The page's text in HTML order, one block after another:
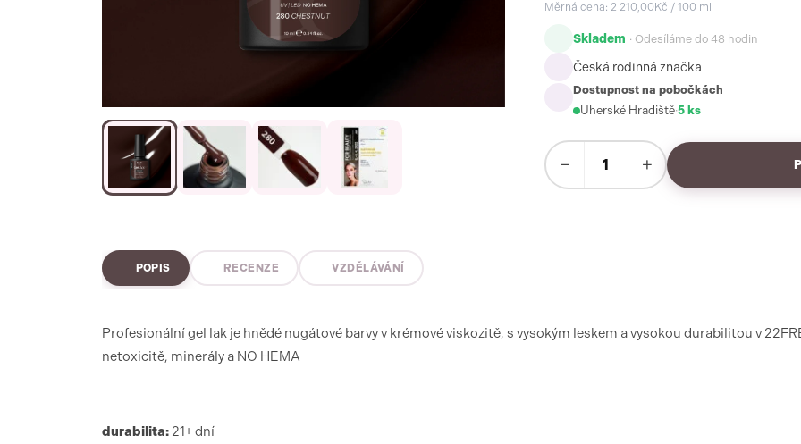
Měrná cena: 2 210,00Kč / 100 ml
Skladem · Odesíláme do 48 hodin
Česká rodinná značka
Dostupnost na pobočkách
Uherské Hradiště·5 ks
− +
POPIS RECENZE VZDĚLÁVÁNÍ
Profesionální gel lak je hnědé nugátové barvy v krémové viskozitě, s vysokým leskem a vysokou durabilitou v
netoxicitě, minerály a NO HEMA
durabilita: 21+ dní